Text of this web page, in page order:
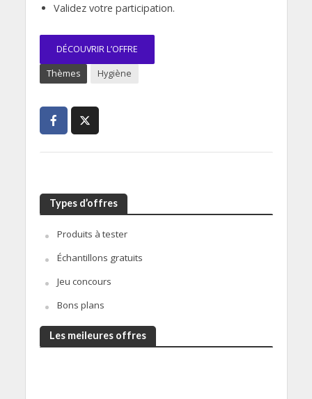
Validez votre participation.
DÉCOUVRIR L’OFFRE
Thèmes Hygiène
Types d’offres
Produits à tester
Échantillons gratuits
Jeu concours
Bons plans
Les meileures offres